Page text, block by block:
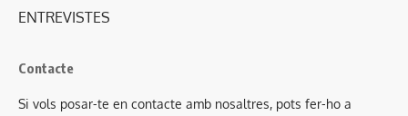
ENTREVISTES
Contacte
Si vols posar-te en contacte amb nosaltres, pots fer-ho a